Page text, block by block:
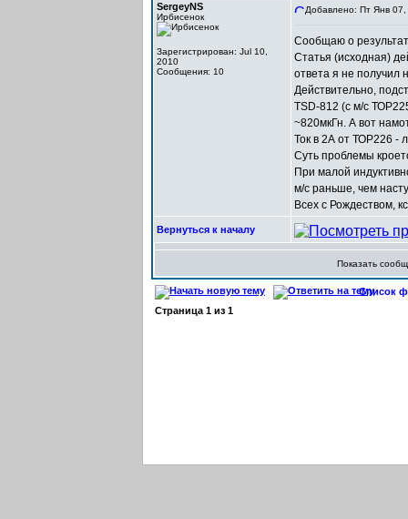
SergeyNS
Ирбисенок
Зарегистрирован: Jul 10,
2010
Сообщения: 10
Добавлено: Пт Янв
Сообщаю о
Статья (исходная)
ответа я не получил
Действительно,
TSD-812 (с м/с
~820мкГн. А вот
Ток в 2А от ТОР226 -
Суть проблемы
При малой
м/с раньше, чем
Всех с Рождеством,
Вернуться к началу
Показать
Список
Страница 1 из 1